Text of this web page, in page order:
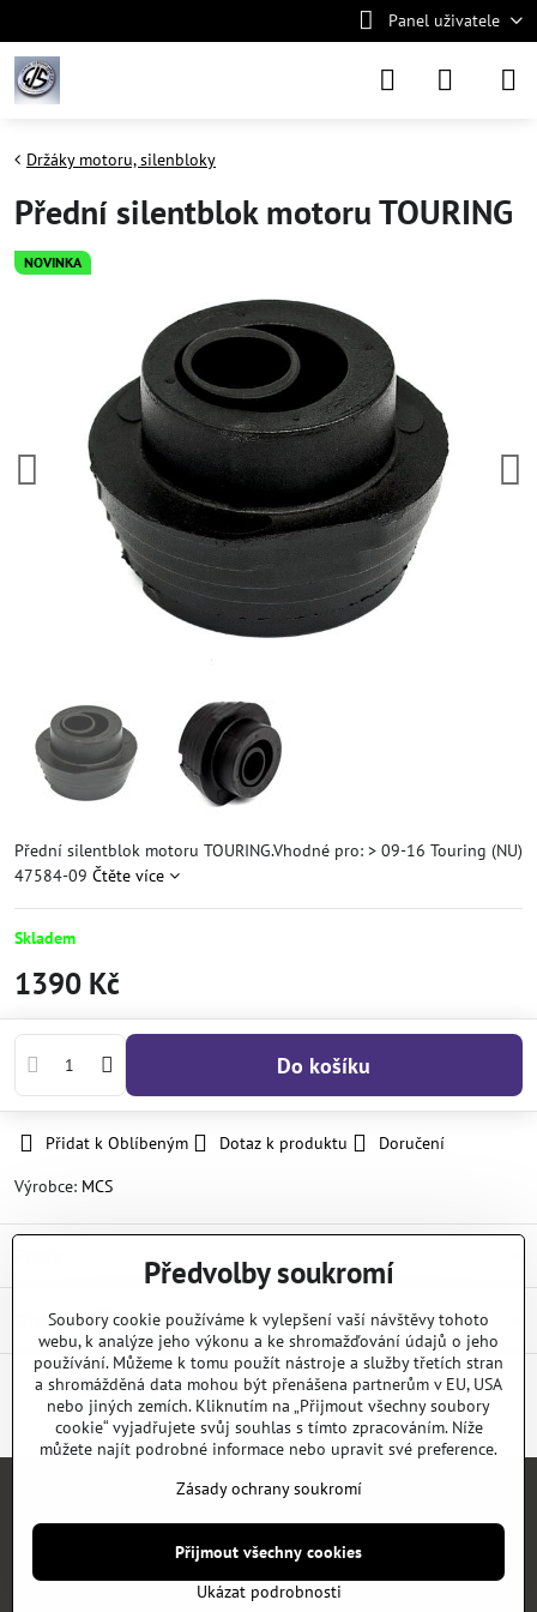
Panel uživatele
NOVINKA
Držáky motoru, silenbloky
Přední silentblok motoru TOURING
Přední silentblok motoru TOURING.Vhodné pro: > 09-16 Touring (NU)
47584-09 Čtěte více
Skladem
1390 Kč
Do košíku
Přidat k Oblíbeným Dotaz k produktu
Doručení
Výrobce: MCS
Diskuse 0
FacebookTwitterBlueskyPinterestReddit LinkedInWhatsApp
E-
mail
KATALOGY NEWS
©2026CopyrightPředvolby soukromíZásady ochrany soukromí
Vytvořeno systémem:ByznysWeb.cz
Předvolby soukromí
Soubory cookie používáme k vylepšení vaší návštěvy tohoto
webu, k analýze jeho výkonu a ke shromažďování údajů o jeho
používání. Můžeme k tomu použít nástroje a služby třetích stran
a shromážděná data mohou být přenášena partnerům v EU, USA
nebo jiných zemích. Kliknutím na „Přijmout všechny soubory
cookie“ vyjadřujete svůj souhlas s tímto zpracováním. Níže
můžete najít podrobné informace nebo upravit své preference.
Zásady ochrany soukromí
Ukázat podrobnosti
Přijmout všechny cookies